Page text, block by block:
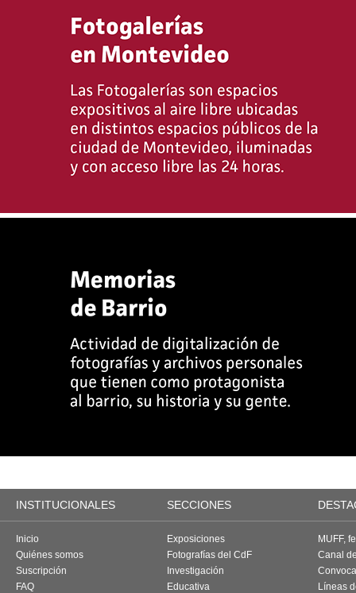
INSTITUCIONALES SECCIONES
Inicio
Quiénes somos
Suscripción
FAQ
Exposiciones
Fotografías del CdF
Investigación
Educativa
MUFF,
Canal
Líneas